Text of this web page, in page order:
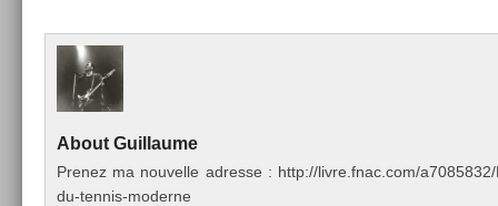
About Guil­laume
Pre­nez ma nouvel­le ad­resse : http://livre.fnac.com/
du-tennis-moderne